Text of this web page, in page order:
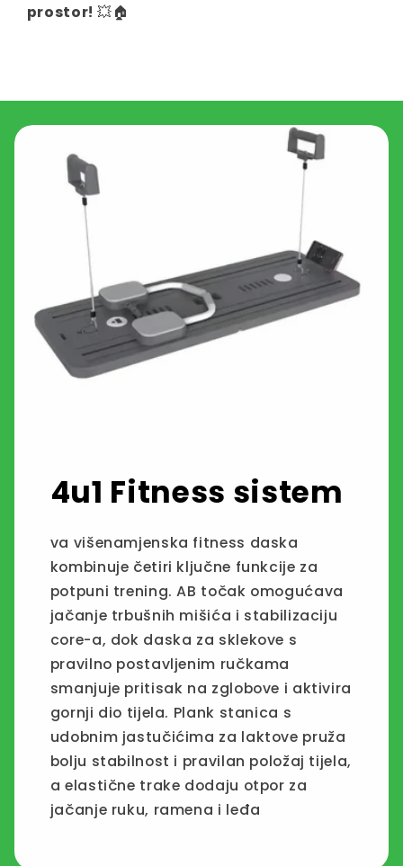
prostor! 💥🏠
4u1 Fitness sistem
va višenamjenska fitness daska
kombinuje četiri ključne funkcije za
potpuni trening. AB točak omogućava
jačanje trbušnih mišića i stabilizaciju
core-a, dok daska za sklekove s
pravilno postavljenim ručkama
smanjuje pritisak na zglobove i aktivira
gornji dio tijela. Plank stanica s
udobnim jastučićima za laktove pruža
bolju stabilnost i pravilan položaj tijela,
a elastične trake dodaju otpor za
jačanje ruku, ramena i leđa